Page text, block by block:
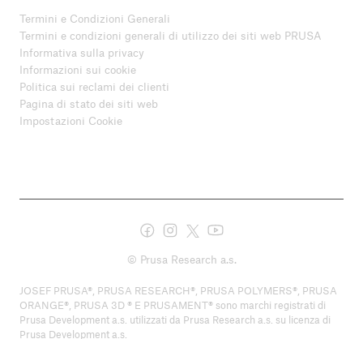
Termini e Condizioni Generali
Termini e condizioni generali di utilizzo dei siti web PRUSA
Informativa sulla privacy
Informazioni sui cookie
Politica sui reclami dei clienti
Pagina di stato dei siti web
Impostazioni Cookie
© Prusa Research a.s.
JOSEF PRUSA®, PRUSA RESEARCH®, PRUSA POLYMERS®, PRUSA
ORANGE®, PRUSA 3D ® E PRUSAMENT® sono marchi registrati di
Prusa Development a.s. utilizzati da Prusa Research a.s. su licenza di
Prusa Development a.s.